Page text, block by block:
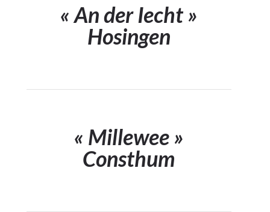
« An der Iecht »
Hosingen
« Millewee »
Consthum